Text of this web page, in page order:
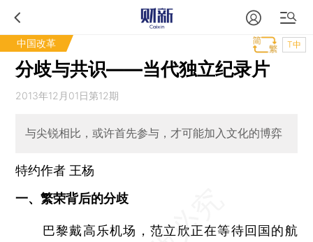
中国改革 T中
分歧与共识——当代独立纪录片
2013年12月01日第12期
与尖锐相比，或许首先参与，才可能加入文化的博弈
特约作者 王杨
一、繁荣背后的分歧
巴黎戴高乐机场，范立欣正在等待回国的航